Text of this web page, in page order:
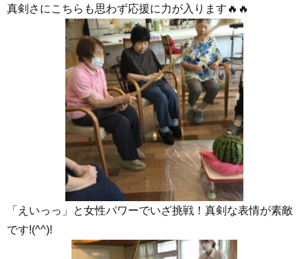
真剣さにこちらも思わず応援に力が入ります🔥🔥
「えいっっ」と女性パワーでいざ挑戦！真剣な表情が素敵
です!(^^)!